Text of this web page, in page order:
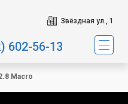
Звёздная ул., 1
602-56-13
Macro